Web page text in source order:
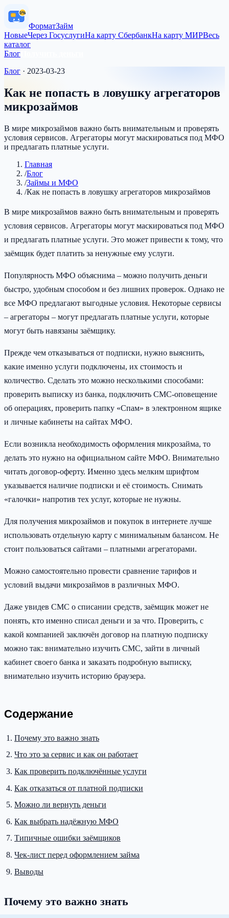
0%
ФорматЗайм
НовыеЧерез ГосуслугиНа карту СбербанкНа карту МИРВесь
каталог
Блог
Блог · 2023-03-23
Как не попасть в ловушку агрегаторов
микрозаймов
В мире микрозаймов важно быть внимательным и проверять
условия сервисов. Агрегаторы могут маскироваться под МФО
и предлагать платные услуги.
Главная
/Блог
/Займы и МФО
/Как не попасть в ловушку агрегаторов микрозаймов
В мире микрозаймов важно быть внимательным и проверять
условия сервисов. Агрегаторы могут маскироваться под МФО
и предлагать платные услуги. Это может привести к тому, что
заёмщик будет платить за ненужные ему услуги.
Популярность МФО объяснима – можно получить деньги
быстро, удобным способом и без лишних проверок. Однако не
все МФО предлагают выгодные условия. Некоторые сервисы
– агрегаторы – могут предлагать платные услуги, которые
могут быть навязаны заёмщику.
Прежде чем отказываться от подписки, нужно выяснить,
какие именно услуги подключены, их стоимость и
количество. Сделать это можно несколькими способами:
проверить выписку из банка, подключить СМС-оповещение
об операциях, проверить папку «Спам» в электронном ящике
и личные кабинеты на сайтах МФО.
Если возникла необходимость оформления микрозайма, то
делать это нужно на официальном сайте МФО. Внимательно
читать договор-оферту. Именно здесь мелким шрифтом
указывается наличие подписки и её стоимость. Снимать
«галочки» напротив тех услуг, которые не нужны.
Для получения микрозаймов и покупок в интернете лучше
использовать отдельную карту с минимальным балансом. Не
стоит пользоваться сайтами – платными агрегаторами.
Можно самостоятельно провести сравнение тарифов и
условий выдачи микрозаймов в различных МФО.
Даже увидев СМС о списании средств, заёмщик может не
понять, кто именно списал деньги и за что. Проверить, с
какой компанией заключён договор на платную подписку
можно так: внимательно изучить СМС, зайти в личный
кабинет своего банка и заказать подробную выписку,
внимательно изучить историю браузера.
Содержание
Почему это важно знать
Что это за сервис и как он работает
Как проверить подключённые услуги
Как отказаться от платной подписки
Можно ли вернуть деньги
Как выбрать надёжную МФО
Типичные ошибки заёмщиков
Чек-лист перед оформлением займа
Выводы
Почему это важно знать